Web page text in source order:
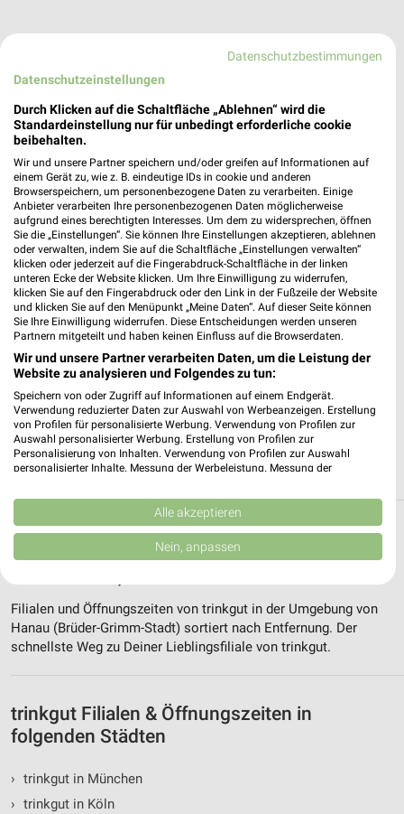
trinkgut Groß-Gerau
MaiMainzer Str. 50
64521 Groß-Gerau
Heute 07:00 - 22:00 Uhr | Geöffnet
450,55 km • Angebote: 1 Prospekt
trinkgut Idstein
Richard-Klinger-Str. 2A
65510 Idstein
Heute 08:00 - 20:00 Uhr | Geöffnet
440,03 km • Angebote: 1 Prospekt
Alle Filialen, Adressen und Öffnungszeiten
von trinkgut in und um Hanau (Brüder-
Filialen und Öffnungszeiten von trinkgut in der Umgebung von
Hanau (Brüder-Grimm-Stadt) sortiert nach Entfernung. Der
schnellste Weg zu Deiner Lieblingsfiliale von trinkgut.
trinkgut Filialen & Öffnungszeiten in
folgenden Städten
› trinkgut in München
› trinkgut in Köln
Datenschutzbestimmungen
Datenschutzeinstellungen
Durch Klicken auf die Schaltfläche „Ablehnen“ wird die
Standardeinstellung nur für unbedingt erforderliche cookie
beibehalten.
Wir und unsere Partner speichern und/oder greifen auf Informationen auf
einem Gerät zu, wie z. B. eindeutige IDs in cookie und anderen
Browserspeichern, um personenbezogene Daten zu verarbeiten. Einige
Anbieter verarbeiten Ihre personenbezogenen Daten möglicherweise
aufgrund eines berechtigten Interesses. Um dem zu widersprechen, öffnen
Sie die „Einstellungen“. Sie können Ihre Einstellungen akzeptieren, ablehnen
oder verwalten, indem Sie auf die Schaltfläche „Einstellungen verwalten“
klicken oder jederzeit auf die Fingerabdruck-Schaltfläche in der linken
unteren Ecke der Website klicken. Um Ihre Einwilligung zu widerrufen,
klicken Sie auf den Fingerabdruck oder den Link in der Fußzeile der Website
und klicken Sie auf den Menüpunkt „Meine Daten“. Auf dieser Seite können
Sie Ihre Einwilligung widerrufen. Diese Entscheidungen werden unseren
Partnern mitgeteilt und haben keinen Einfluss auf die Browserdaten.
Wir und unsere Partner verarbeiten Daten, um die Leistung der
Website zu analysieren und Folgendes zu tun:
Speichern von oder Zugriff auf Informationen auf einem Endgerät.
Verwendung reduzierter Daten zur Auswahl von Werbeanzeigen. Erstellung
von Profilen für personalisierte Werbung. Verwendung von Profilen zur
Auswahl personalisierter Werbung. Erstellung von Profilen zur
Personalisierung von Inhalten. Verwendung von Profilen zur Auswahl
personalisierter Inhalte. Messung der Werbeleistung. Messung der
Kombinationen von Daten aus verschiedenen Quellen. Entwicklung und
Verbesserung der Angebote. Verwendung reduzierter Daten zur Auswahl
von Inhalten.
Daten können außerhalb der Europäischen Union weitergegeben und in die
USA gesendet werden.
Website/App.
Partnerliste anzeigen (1 IAB-Anbieter)
Wir nutzen Ihre Daten für folgende Zwecke:
IAB-Verarbeitungszwecke:
Verwendung reduzierter Daten zur Auswahl von
Erstellung von Profilen für personalisierte
Werbung
Alle akzeptieren
Nein, anpassen